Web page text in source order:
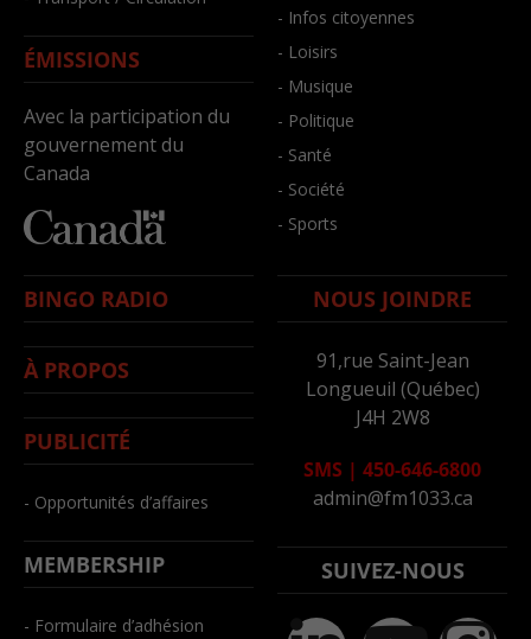
ÉMISSIONS
Avec la participation du
gouvernement du
Canada
- Infos citoyennes
- Loisirs
- Musique
- Politique
- Santé
- Société
- Sports
BINGO RADIO
À PROPOS
PUBLICITÉ
- Opportunités d’affaires
MEMBERSHIP
- Formulaire d’adhésion
NOUS JOINDRE
91,rue Saint-Jean
Longueuil (Québec)
J4H 2W8
SMS | 450-646-6800
admin@fm1033.ca
SUIVEZ-NOUS